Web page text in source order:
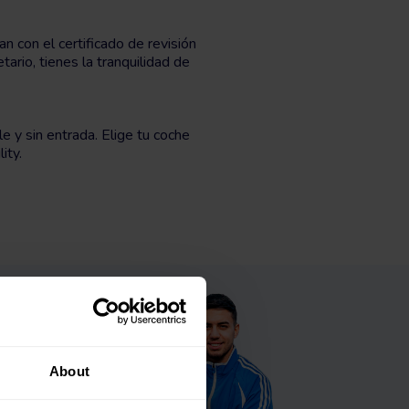
About
con el certificado de revisión
tienes la tranquilidad de
y sin entrada. Elige tu coche